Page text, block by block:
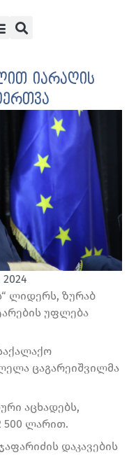
იარაღის
ლიდერს, ზურაბ
უფლება
ცაგარეიშვილმა
აცხადებს,
500 ლარით.
დაკავების